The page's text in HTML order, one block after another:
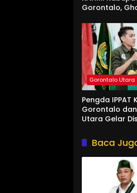
Gorontalo,
Gorontalo Utara
Pengda IPPAT
Gorontalo
Utara Gelar
Baca